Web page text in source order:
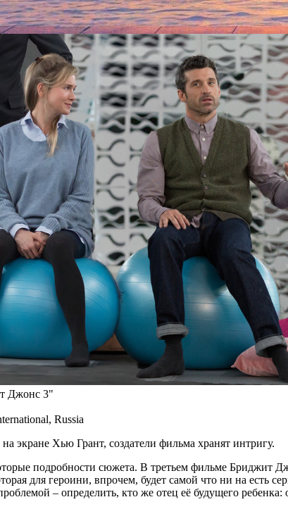
Джонс 3"
Russia
экране Хью Грант, создатели фильма хранят интригу.
подробности сюжета. В третьем фильме Бриджит
для героини, впрочем, будет самой что ни на есть
– определить, кто же отец её будущего